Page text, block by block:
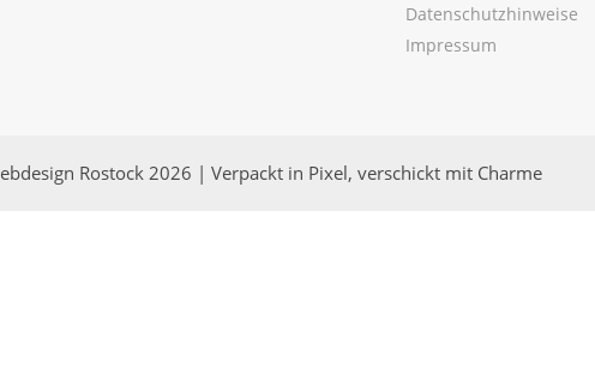
Datenschutzhinweise
Impressum
Rostock 2026 | Verpackt in Pixel, verschickt mit Charme